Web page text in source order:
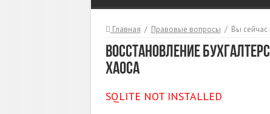
Главная / Правовые вопросы / Вы сейчас
Восстановление
хаоса
SQLITE NOT INSTALLED